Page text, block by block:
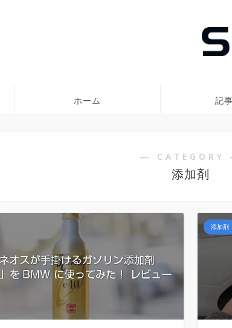
ホーム 記
― CATEGORY
添加剤
添加剤